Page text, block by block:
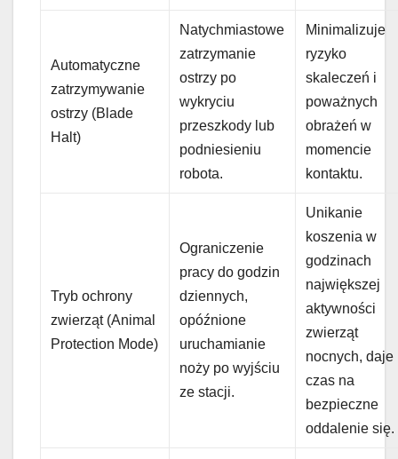
Automatyczne
zatrzymywanie
ostrzy (Blade
Halt)
Natychmiastowe
zatrzymanie
ostrzy po
wykryciu
przeszkody lub
podniesieniu
robota.
Minimalizuje
ryzyko
skaleczeń i
poważnych
obrażeń w
momencie
kontaktu.
Tryb ochrony
zwierząt (Animal
Protection Mode)
Ograniczenie
pracy do godzin
dziennych,
opóźnione
uruchamianie
noży po wyjściu
ze stacji.
Unikanie
koszenia w
godzinach
największej
aktywności
zwierząt
nocnych, daje
czas na
bezpieczne
oddalenie się.